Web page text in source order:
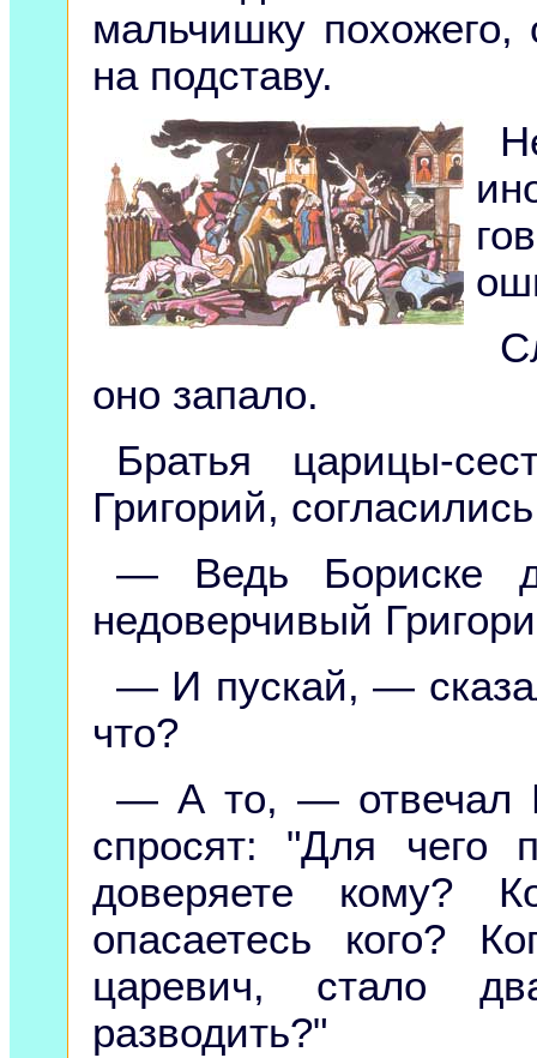
мальчишку
на подставу.
оно запало.
Братья царицы-
Григорий,
— Ведь Бориске
недоверчивый
— И пускай, —
что?
— А то, — отвечал
спросят: "Для чего
доверяете кому?
опасаетесь кого?
царевич, стало
разводить?"